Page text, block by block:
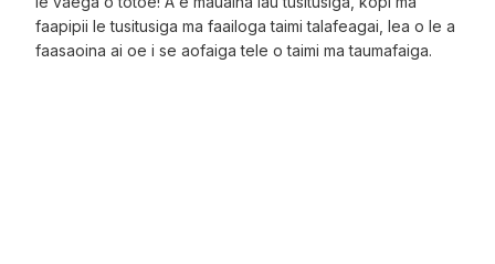
faapipii le tusitusiga ma faailoga taimi talafeagai, lea o le a
faasaoina ai oe i se aofaiga tele o taimi ma taumafaiga.